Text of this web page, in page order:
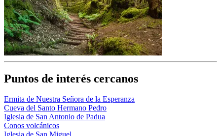
Puntos de interés cercanos
Ermita de Nuestra Señora de la Esperanza
Cueva del Santo Hermano Pedro
Iglesia de San Antonio de Padua
Conos volcánicos